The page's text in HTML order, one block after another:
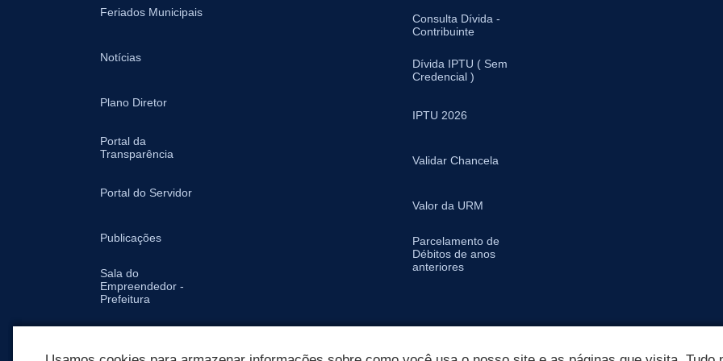
Feriados Municipais
Notícias
Plano Diretor
Portal da
Transparência
Portal do Servidor
Publicações
Sala do
Empreendedor -
Prefeitura
Consulta Dívida -
Contribuinte
Dívida IPTU ( Sem
Credencial )
IPTU 2026
Validar Chancela
Valor da URM
Parcelamento de
Débitos de anos
anteriores